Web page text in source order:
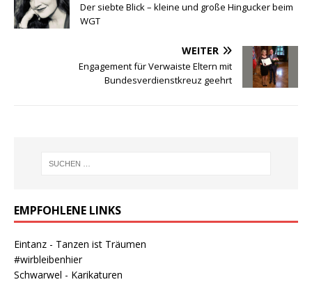
Der siebte Blick – kleine und große Hingucker beim
WGT
WEITER
Engagement für Verwaiste Eltern mit
Bundesverdienstkreuz geehrt
EMPFOHLENE LINKS
Eintanz - Tanzen ist Träumen
#wirbleibenhier
Schwarwel - Karikaturen